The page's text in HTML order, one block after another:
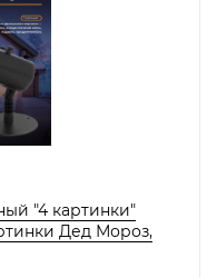
"4 картинки"
Дед Мороз,